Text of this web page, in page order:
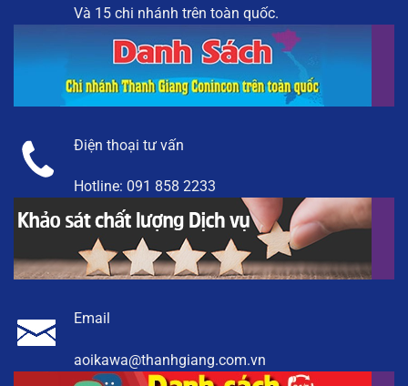
Và 15 chi nhánh trên toàn quốc.
Điện thoại tư vấn
Hotline: 091 858 2233
Email
aoikawa@thanhgiang.com.vn